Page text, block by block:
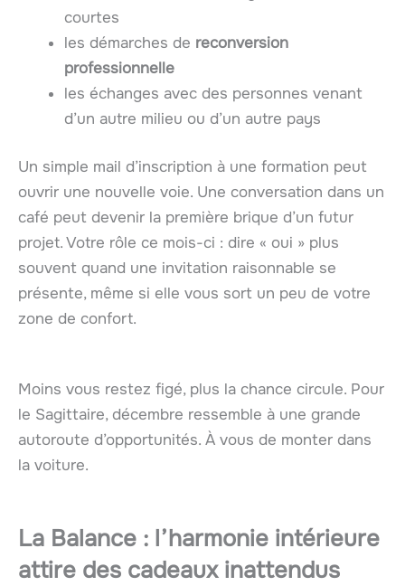
courtes
les démarches de reconversion
professionnelle
les échanges avec des personnes venant
d’un autre milieu ou d’un autre pays
Un simple mail d’inscription à une formation peut
ouvrir une nouvelle voie. Une conversation dans un
café peut devenir la première brique d’un futur
projet. Votre rôle ce mois-ci : dire « oui » plus
souvent quand une invitation raisonnable se
présente, même si elle vous sort un peu de votre
zone de confort.
Moins vous restez figé, plus la chance circule. Pour
le Sagittaire, décembre ressemble à une grande
autoroute d’opportunités. À vous de monter dans
la voiture.
La Balance : l’harmonie intérieure
attire des cadeaux inattendus